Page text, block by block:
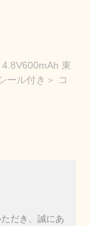
東
ール付き＞ コ
だき、誠にあ